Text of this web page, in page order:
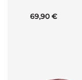
69,90 €